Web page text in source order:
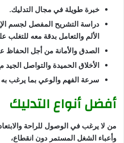
خبرة طويلة في مجال التدليك.
دراسة التشريح المفصل لجسم
الألم والتعامل بدقة معه للتغلب
الصدق والأمانة من أجل الحفاظ
الأخلاق الحميدة والتواصل الجيد
سرعة الفهم والوعي بما يرغب
أفضل أنواع التدليك
من لا يرغب في الوصول للراحة
وأعباء الشغل المستمر دون انقطاع،